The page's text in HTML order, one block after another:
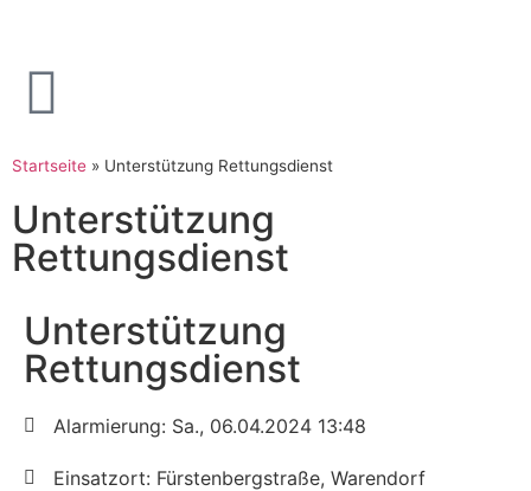
Startseite » Unterstützung Rettungsdienst
Unterstützung
Rettungsdienst
Unterstützung
Rettungsdienst
Alarmierung: Sa., 06.04.2024 13:48
Einsatzort: Fürstenbergstraße, Warendorf